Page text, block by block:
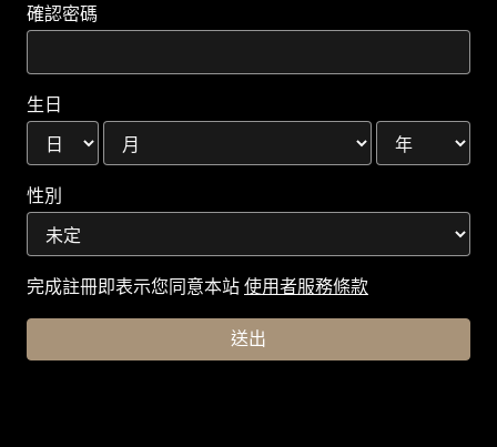
確認密碼
生日
性別
完成註冊即表示您同意本站使用者服務條款
送出